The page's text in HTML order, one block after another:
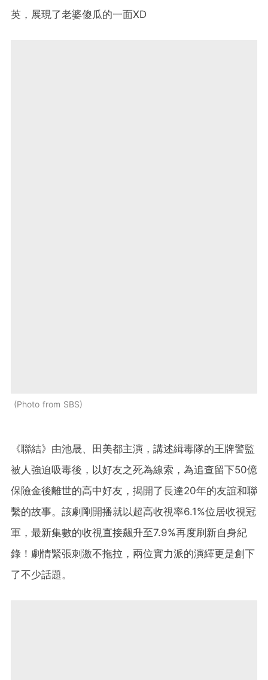
英，展現了老婆傻瓜的一面XD
Photo from SBS
《聯結》由池晟、田美都主演，講述緝毒隊的王牌警監
被人強迫吸毒後，以好友之死為線索，為追查留下50億
保險金後離世的高中好友，揭開了長達20年的友誼和聯
繫的故事。該劇剛開播就以超高收視率6.1%位居收視冠
軍，最新集數的收視直接飆升至7.9%再度刷新自身紀
錄！劇情緊張刺激不拖拉，兩位實力派的演繹更是創下
了不少話題。